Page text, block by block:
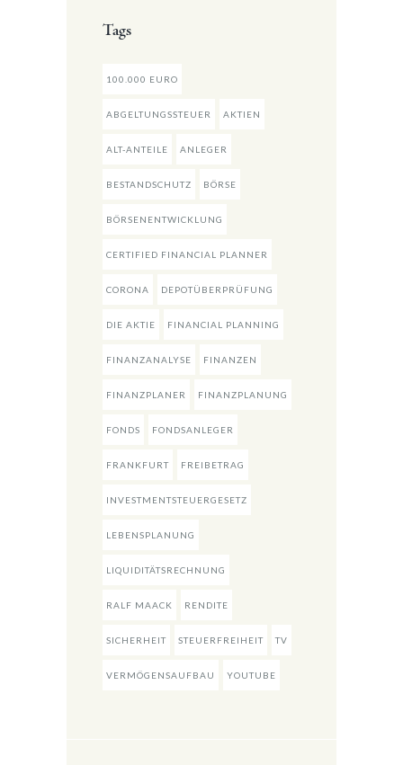
Tags
100.000 EURO
ABGELTUNGSSTEUER AKTIEN
ALT-ANTEILE ANLEGER
BESTANDSCHUTZ BÖRSE
BÖRSENENTWICKLUNG
CERTIFIED FINANCIAL PLANNER
CORONA DEPOTÜBERPRÜFUNG
DIE AKTIE FINANCIAL PLANNING
FINANZANALYSE FINANZEN
FINANZPLANER FINANZPLANUNG
FONDS FONDSANLEGER
FRANKFURT FREIBETRAG
INVESTMENTSTEUERGESETZ
LEBENSPLANUNG
LIQUIDITÄTSRECHNUNG
RALF MAACK RENDITE
SICHERHEIT STEUERFREIHEIT TV
VERMÖGENSAUFBAU YOUTUBE